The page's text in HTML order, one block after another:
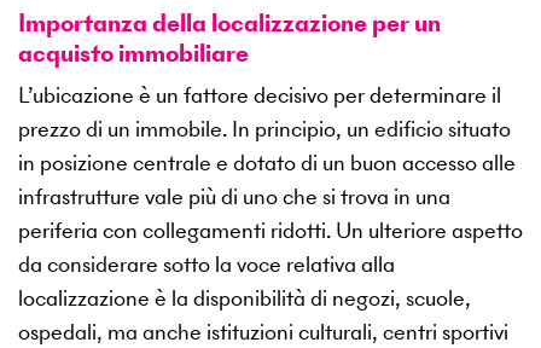
Importanza della localizzazione per un
acquisto immobiliare
L’ubicazione è un fattore decisivo per determinare il
prezzo di un immobile. In principio, un edificio situato
in posizione centrale e dotato di un buon accesso alle
infrastrutture vale più di uno che si trova in una
periferia con collegamenti ridotti. Un ulteriore aspetto
da considerare sotto la voce relativa alla
localizzazione è la disponibilità di negozi, scuole,
ospedali, ma anche istituzioni culturali, centri sportivi